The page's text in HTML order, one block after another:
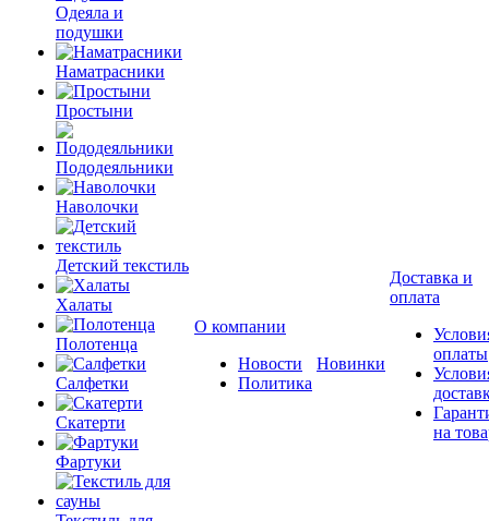
Одеяла и
подушки
Наматрасники
Простыни
Пододеяльники
Наволочки
Детский текстиль
Халаты
Полотенца
Салфетки
Скатерти
Фартуки
О компании
Новости
Политика
Новинки
Доставка и
оплата
оплаты
на